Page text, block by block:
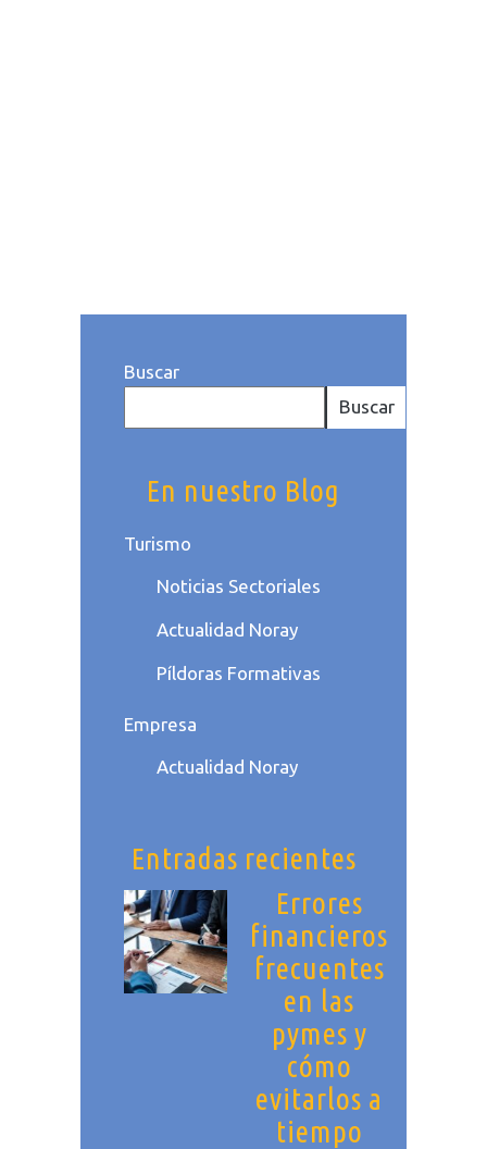
Buscar
Buscar
En nuestro Blog
Turismo
Noticias Sectoriales
Actualidad Noray
Píldoras Formativas
Empresa
Actualidad Noray
Entradas recientes
Errores
financieros
frecuentes
en las
pymes y
cómo
evitarlos a
tiempo